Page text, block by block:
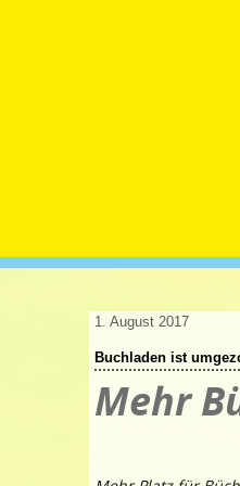
1. August 2017
Buchladen ist
Mehr